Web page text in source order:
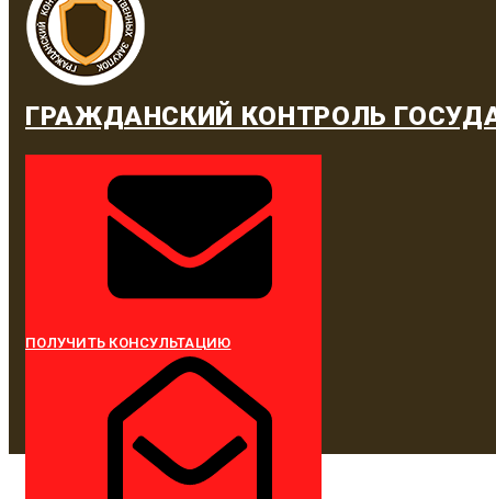
ГРАЖДАНСКИЙ КОНТРОЛЬ
ПОЛУЧИТЬ КОНСУЛЬТАЦИЮ